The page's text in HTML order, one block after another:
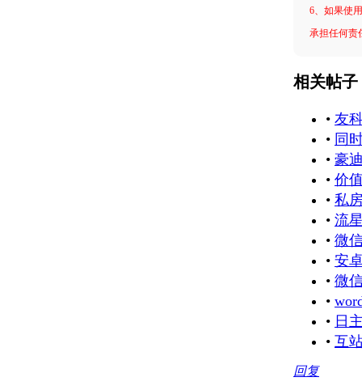
6、如果使
承担任何责
相关帖子
• 友
• 同
• 豪
• 价
• 私
• 流
• 微
• 安
• 微
•
• 日
• 互
回复